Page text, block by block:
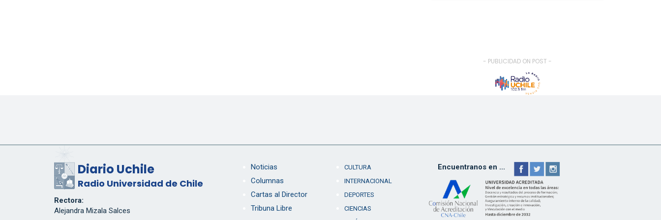
- PUBLICIDAD ON POST -
Diario Uchile
Radio Universidad de Chile
Rectora:
Alejandra Mizala Salces
Noticias
Columnas
Cartas al Director
Tribuna Libre
CULTURA
INTERNACIONAL
DEPORTES
CIENCIAS
Encuentranos en ...